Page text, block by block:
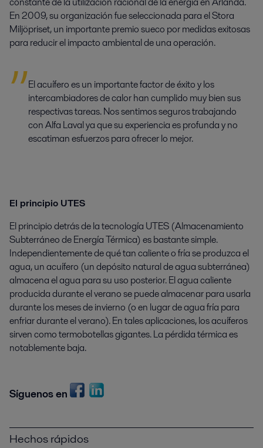
En 2009, su organización fue seleccionada para el Stora
Miljöpriset, un importante premio sueco por medidas exitosas
para reducir el impacto ambiental de una operación.
El acuífero es un importante factor de éxito y los
intercambiadores de calor han cumplido muy bien sus
respectivas tareas. Nos sentimos seguros trabajando
con Alfa Laval ya que su experiencia es profunda y no
escatiman esfuerzos para ofrecer lo mejor.
El principio UTES
El principio detrás de la tecnología UTES (Almacenamiento
Subterráneo de Energía Térmica) es bastante simple.
Independientemente de qué tan caliente o fría se produzca el
agua, un acuífero (un depósito natural de agua subterránea)
almacena el agua para su uso posterior. El agua caliente
producida durante el verano se puede almacenar para usarla
durante los meses de invierno (o en lugar de agua fría para
enfriar durante el verano). En tales aplicaciones, los acuíferos
sirven como termobotellas gigantes. La pérdida térmica es
notablemente baja.
Síguenos en
Hechos rápidos